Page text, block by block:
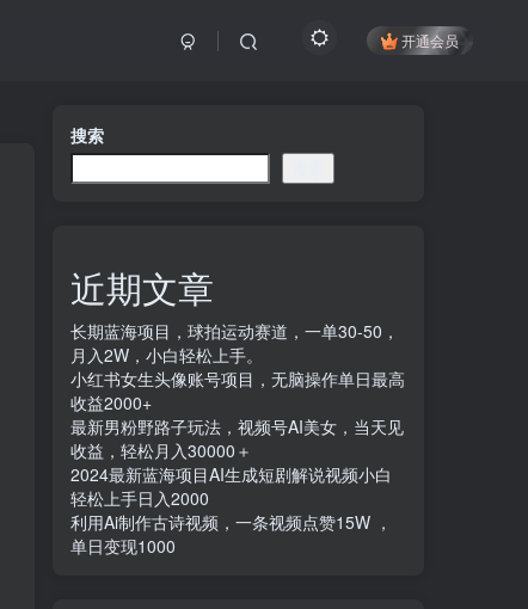
开通会员
搜索
近期文章
长期蓝海项目，球拍运动赛道，一单30-50，
月入2W，小白轻松上手。
小红书女生头像账号项目，无脑操作单日最高
收益2000+
最新男粉野路子玩法，视频号AI美女，当天见
收益，轻松月入30000＋
2024最新蓝海项目AI生成短剧解说视频小白
轻松上手日入2000
利用Ai制作古诗视频，一条视频点赞15W ，
单日变现1000